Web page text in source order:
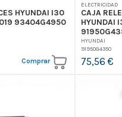
HYUNDAI I30
93404G4950
Comprar
ELECTRICIDAD
CAJA
HYUNDAI
HYUNDAI
91950G4350
75,56 €